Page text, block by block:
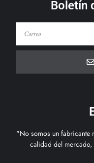
Boletín
"No somos un fabricante
calidad del